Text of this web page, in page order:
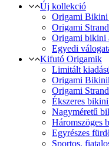
Új kollekció
Origami Bikini
Origami
Origami bikini
Egyedi
Kifutó Origamik
Limitált
Origami
Origami
Ékszeres
Nagyméretű
Háromszöges
Egyrészes
Sportos,